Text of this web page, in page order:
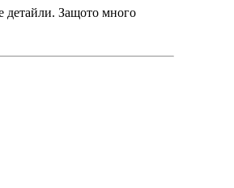
детайли. Защото много